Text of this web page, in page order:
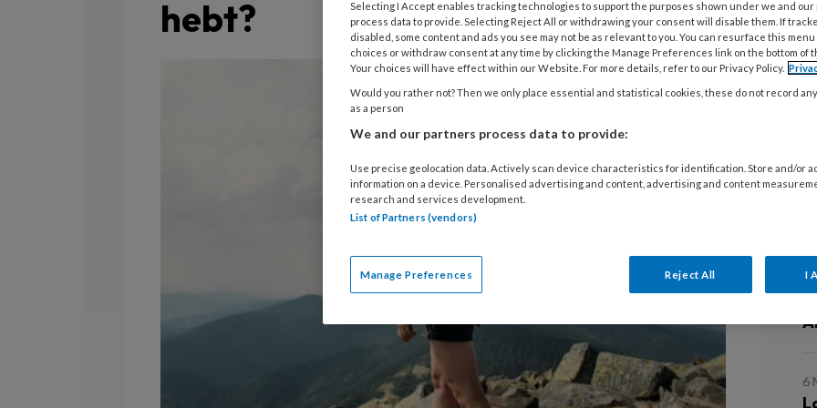
hebt?
6
Selecting I Accept enables tracking technologies to support the purposes shown under we and
process data to provide. Selecting Reject All or withdrawing your consent will disable them. If
disabled, some content and ads you see may not be as relevant to you. You can resurface this
choices or withdraw consent at any time by clicking the Manage Preferences link on the bottom of
Your choices will have effect within our Website. For more details, refer to our Privacy Policy.
Would you rather not? Then we only place essential and statistical cookies, these do not record
as a person
We and our partners process data to provide:
Use precise geolocation data. Actively scan device characteristics for identification. Store and/or
information on a device. Personalised advertising and content, advertising and content
research and services development.
List of Partners (vendors)
Manage Preferences Reject All I